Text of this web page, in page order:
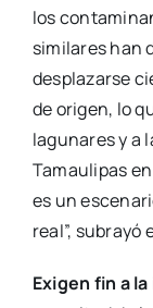
los
similares han
desplazarse
de origen, lo
lagunares y a
Tamaulipas
es un
real”, subrayó
Exigen fin a